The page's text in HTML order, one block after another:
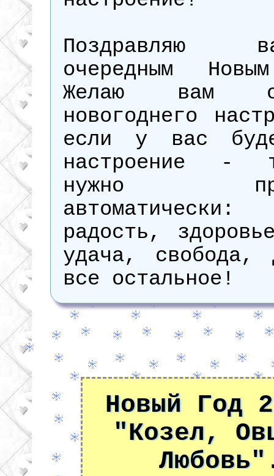
очередным
Желаю вам
новогоднего
если у вас
настроение -
нужно
автоматически:
радость,
удача, свобода,
все остальное!
Новый Год
"Козел,